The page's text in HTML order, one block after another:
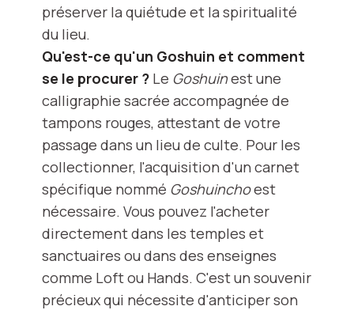
préserver la quiétude et la spiritualité
du lieu.
Qu'est-ce qu'un Goshuin et comment
se le procurer ? Le Goshuinest une
calligraphie sacrée accompagnée de
tampons rouges, attestant de votre
passage dans un lieu de culte. Pour les
collectionner, l'acquisition d'un carnet
spécifique nommé Goshuinchoest
nécessaire. Vous pouvez l'acheter
directement dans les temples et
sanctuaires ou dans des enseignes
comme Loft ou Hands. C'est un souvenir
précieux qui nécessite d'anticiper son